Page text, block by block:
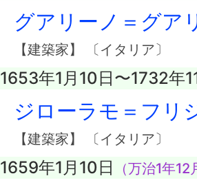
グアリーノ＝グア
【建築家】 〔イタリア〕
1653年1月10日〜1732年
ジローラモ＝フリ
【建築家】 〔イタリア〕
1659年1月10日 （万治1年12